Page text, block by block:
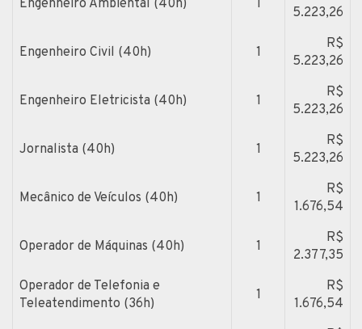
Engenheiro Ambiental (40h) 1
5.223,26
Engenheiro Civil (40h) 1
R$
5.223,26
Engenheiro Eletricista (40h) 1
R$
5.223,26
Jornalista (40h) 1
R$
5.223,26
Mecânico de Veículos (40h) 1
R$
1.676,54
Operador de Máquinas (40h) 1
R$
2.377,35
Operador de Telefonia e
Teleatendimento (36h)
1
R$
1.676,54